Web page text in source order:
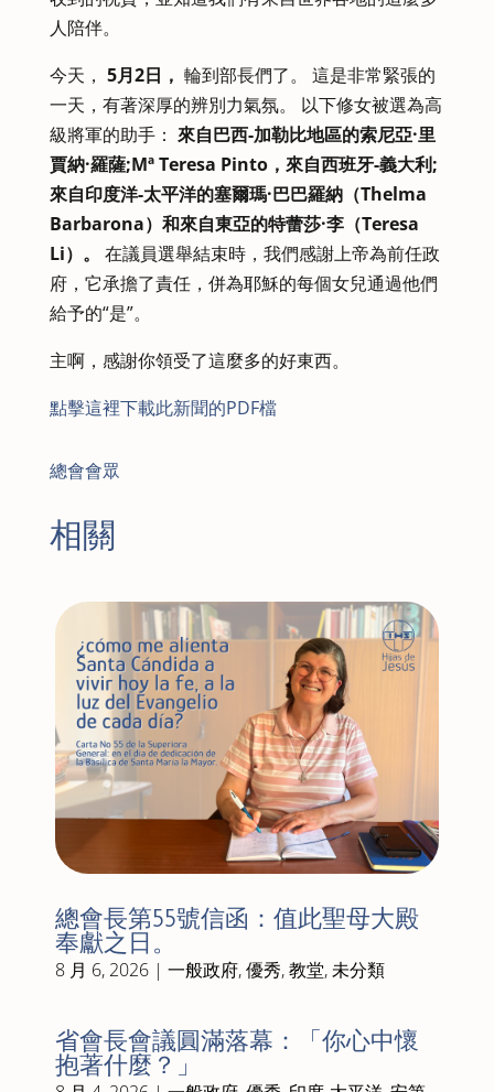
人陪伴。
今天， 5月2日， 輪到部長們了。 這是非常緊張的
一天，有著深厚的辨別力氣氛。 以下修女被選為高
級將軍的助手： 來自巴西-加勒比地區的索尼亞·里
賈納·羅薩;Mª Teresa Pinto，來自西班牙-義大利;
來自印度洋-太平洋的塞爾瑪·巴巴羅納（Thelma
Barbarona）和來自東亞的特蕾莎·李（Teresa
Li）。
在議員選舉結束時，我們感謝上帝為前任政
府，它承擔了責任，併為耶穌的每個女兒通過他們
給予的“是”。
主啊，感謝你領受了這麼多的好東西。
點擊這裡下載此新聞的PDF檔
總會會眾
相關
總會長第55號信函：值此聖母大殿
奉獻之日。
8 月 6, 2026| 一般政府,優秀,教堂,未分類
省會長會議圓滿落幕：「你心中懷
抱著什麼？」